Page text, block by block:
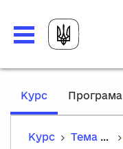
Курс,
Програма
Курс Тема 2. Взаємодія і синтез мистецтв